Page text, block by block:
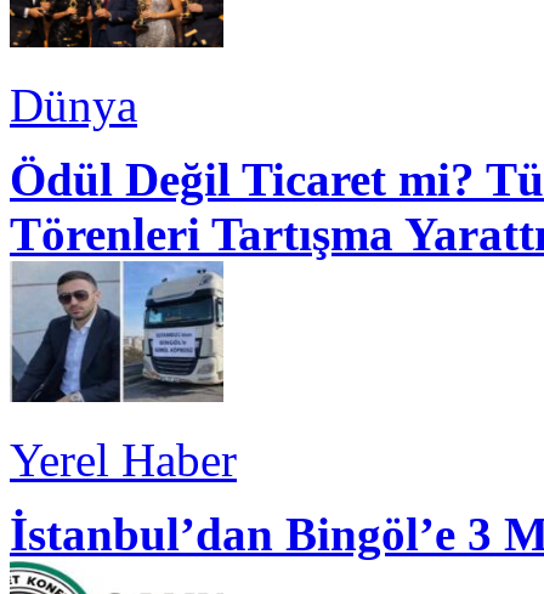
Dünya
Ödül Değil Ticaret mi?
Törenleri Tartışma
Yerel Haber
İstanbul’dan Bingöl’e 3